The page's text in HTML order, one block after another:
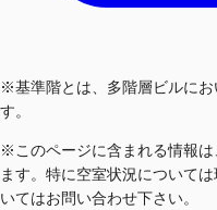
※基準階とは、多階層ビルに
す。
※このページに含まれる情報
ます。特に空室状況について
いてはお問い合わせ下さい。